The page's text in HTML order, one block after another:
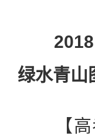
2018
绿水青山
【高考